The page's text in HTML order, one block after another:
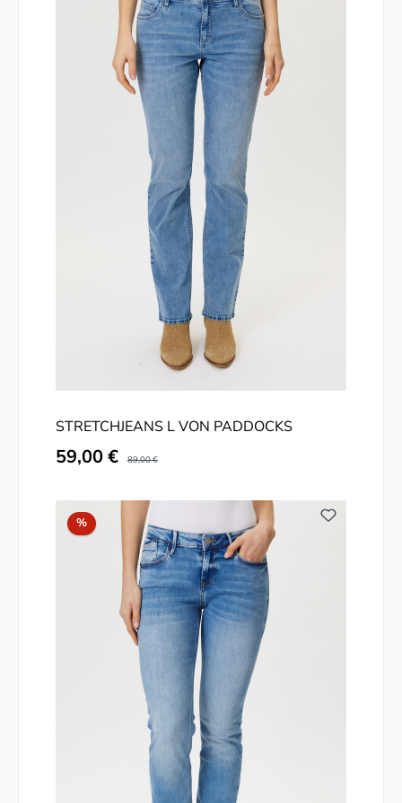
STRETCHJEANS L VON PADDOCKS
Verkaufspreis:
59,00 € Regulärer Preis:
89,00 €
%Rabatt